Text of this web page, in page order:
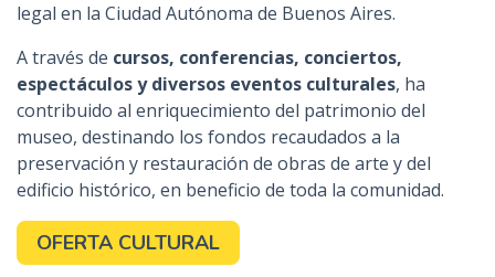
legal en la Ciudad Autónoma de Buenos Aires.
A través de cursos, conferencias, conciertos,
espectáculos y diversos eventos culturales, ha
contribuido al enriquecimiento del patrimonio del
museo, destinando los fondos recaudados a la
preservación y restauración de obras de arte y del
edificio histórico, en beneficio de toda la comunidad.
OFERTA CULTURAL